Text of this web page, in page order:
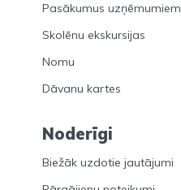
Pasākumus uzņēmumiem
Skolēnu ekskursijas
Nomu
Dāvanu kartes
Noderīgi
Biežāk uzdotie jautājumi